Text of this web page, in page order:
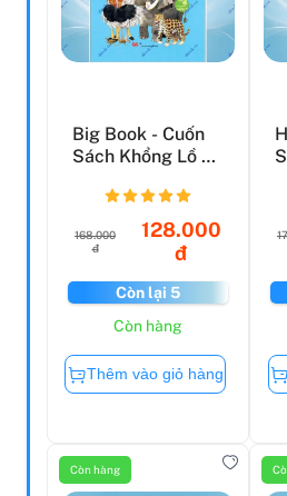
Big Book - Cuốn
Sách Khổng Lồ Về
Vật...
168.000
đ
128.000
đ
Còn lại 5
Còn hàng
Thêm vào giỏ hàng
Còn hàng